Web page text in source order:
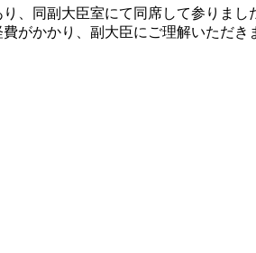
、同副大臣室にて同席して参りまし
がかかり、副大臣にご理解いただき